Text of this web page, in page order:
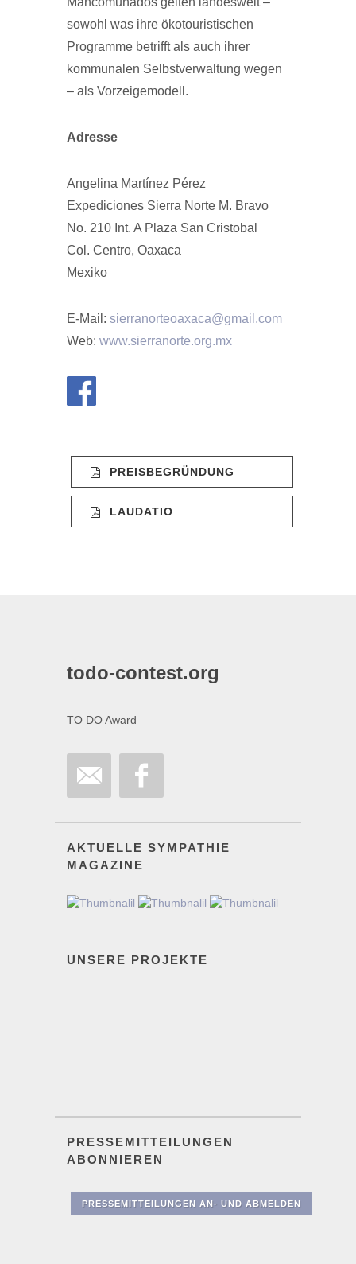
sowohl was ihre ökotouristischen
Programme betrifft als auch ihrer
kommunalen Selbstverwaltung wegen
– als Vorzeigemodell.
Adresse
Angelina Martínez Pérez
Expediciones Sierra Norte M. Bravo
No. 210 Int. A Plaza San Cristobal
Col. Centro, Oaxaca
Mexiko
E-Mail: sierranorteoaxaca@gmail.com
Web: www.sierranorte.org.mx
PREISBEGRÜNDUNG
LAUDATIO
todo-contest.org
TO DO Award
AKTUELLE SYMPATHIE
MAGAZINE
UNSERE PROJEKTE
PRESSEMITTEILUNGEN
ABONNIEREN
PRESSEMITTEILUNGEN AN- UND ABMELDEN